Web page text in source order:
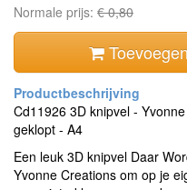
Normale prijs: € 0,80
Cd11926 3D knipvel -
geklopt - A4
Een leuk 3D knipvel Daar
Yvonne Creations om op je